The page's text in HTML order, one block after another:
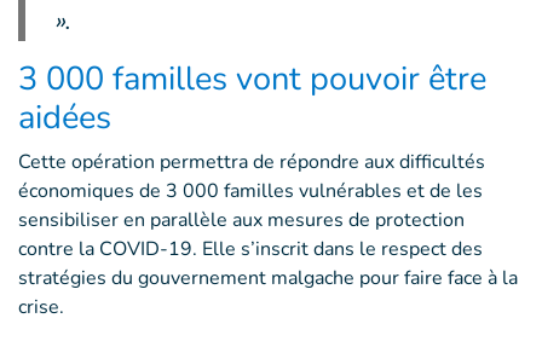
».
3 000 familles vont pouvoir être
aidées
Cette opération permettra de répondre aux difficultés
économiques de 3 000 familles vulnérables et de les
sensibiliser en parallèle aux mesures de protection
contre la COVID-19. Elle s’inscrit dans le respect des
stratégies du gouvernement malgache pour faire face à la
crise.